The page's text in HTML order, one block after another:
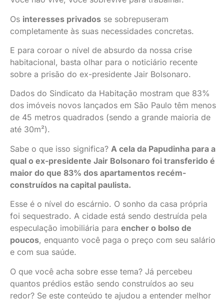
Os interesses privados se sobrepuseram
completamente às suas necessidades concretas.
E para coroar o nível de absurdo da nossa crise
habitacional, basta olhar para o noticiário recente
sobre a prisão do ex-presidente Jair Bolsonaro.
Dados do Sindicato da Habitação mostram que 83%
dos imóveis novos lançados em São Paulo têm menos
de 45 metros quadrados (sendo a grande maioria de
até 30m²).
Sabe o que isso significa? A cela da Papudinha para a
qual o ex-presidente Jair Bolsonaro foi transferido é
maior do que 83% dos apartamentos recém-
construídos na capital paulista.
Esse é o nível do escárnio. O sonho da casa própria
foi sequestrado. A cidade está sendo destruída pela
especulação imobiliária para encher o bolso de
poucos, enquanto você paga o preço com seu salário
e com sua saúde.
O que você acha sobre esse tema? Já percebeu
quantos prédios estão sendo construídos ao seu
redor? Se este conteúdo te ajudou a entender melhor